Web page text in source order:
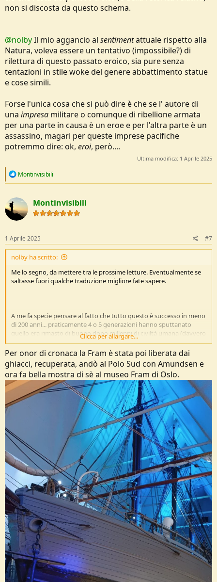
non si discosta da questo schema.
@nolbyIl mio aggancio al sentimentattuale rispetto alla
Natura, voleva essere un tentativo (impossibile?) di
rilettura di questo passato eroico, sia pure senza
tentazioni in stile woke del genere abbattimento statue
e cose simili.
Forse l'unica cosa che si può dire è che se l' autore di
una impresa militare o comunque di ribellione armata
per una parte in causa è un eroe e per l'altra parte è un
assassino, magari per queste imprese pacifiche
potremmo dire: ok, eroi, però....
Ultima modifica: 1 Aprile 2025
R
c
t
i
o
s
:
Montinvisibili
Montinvisibili
1 Aprile 2025 #7
nolby ha scritto:
Me lo segno, da mettere tra le prossime letture. Eventualmente se
saltasse fuori qualche traduzione migliore fate sapere.
A me fa specie pensare al fatto che tutto questo è successo in meno
di 200 anni... praticamente 4 o 5 generazioni hanno sputtanato
quello era rimasto di buono dopo millenni di civiltà umana (davvero
tanto come risorse ed in termini di inquinamento) e che sarebbe
stato utile preservare per garantire una buona sopravvivenza alla
civiltà umana per altri millenni a venire.
Solo il meteorite che ha spazzato via i dinosauri è riuscito a fare di
peggio, ed in meno tempo.
Clicca per allargare...
Per onor di cronaca la Fram è stata poi liberata dai
ghiacci, recuperata, andò al Polo Sud con Amundsen e
ora fa bella mostra di sè al museo Fram di Oslo.